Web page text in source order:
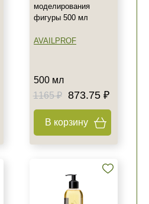
моделирования
фигуры 500 мл
AVAILPROF
500 мл
1165 ₽
873.75 ₽
В корзину